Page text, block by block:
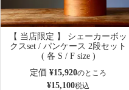
【 当店限定 】 シェーカーボッ
クスset / パンケース 2段セット
( 各 S / F size )
定価 ¥15,920のところ
¥15,100税込